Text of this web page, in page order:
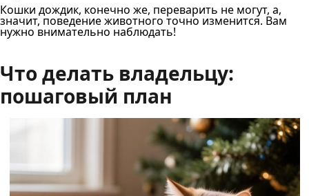
Кошки дождик, конечно же, переварить не могут, а,
значит, поведение животного точно изменится. Вам
нужно внимательно наблюдать!
Что делать владельцу:
пошаговый план